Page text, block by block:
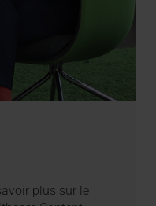
plus sur le